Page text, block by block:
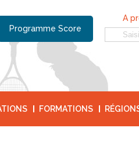
A
Programme Score
FORMATIONS